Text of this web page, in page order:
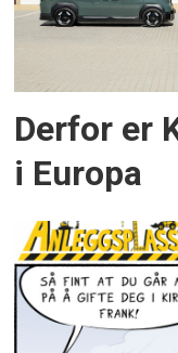
Derfor er
i Europa